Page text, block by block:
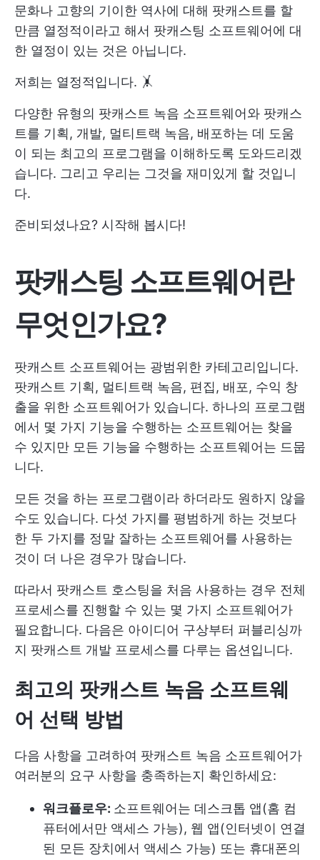
문화나 고향의 기이한 역사에 대해 팟캐스트를 할
만큼 열정적이라고 해서 팟캐스팅 소프트웨어에 대
한 열정이 있는 것은 아닙니다.
저희는 열정적입니다. 🤸
다양한 유형의 팟캐스트 녹음 소프트웨어와 팟캐스
트를 기획, 개발, 멀티트랙 녹음, 배포하는 데 도움
이 되는 최고의 프로그램을 이해하도록 도와드리겠
습니다. 그리고 우리는 그것을 재미있게 할 것입니
다.
준비되셨나요? 시작해 봅시다!
팟캐스팅 소프트웨어란
무엇인가요?
팟캐스트 소프트웨어는 광범위한 카테고리입니다.
팟캐스트 기획, 멀티트랙 녹음, 편집, 배포, 수익 창
출을 위한 소프트웨어가 있습니다. 하나의 프로그램
에서 몇 가지 기능을 수행하는 소프트웨어는 찾을
수 있지만 모든 기능을 수행하는 소프트웨어는 드뭅
니다.
모든 것을 하는 프로그램이라 하더라도 원하지 않을
수도 있습니다. 다섯 가지를 평범하게 하는 것보다
한 두 가지를 정말 잘하는 소프트웨어를 사용하는
것이 더 나은 경우가 많습니다.
따라서 팟캐스트 호스팅을 처음 사용하는 경우 전체
프로세스를 진행할 수 있는 몇 가지 소프트웨어가
필요합니다. 다음은 아이디어 구상부터 퍼블리싱까
지 팟캐스트 개발 프로세스를 다루는 옵션입니다.
최고의 팟캐스트 녹음 소프트웨
어 선택 방법
다음 사항을 고려하여 팟캐스트 녹음 소프트웨어가
여러분의 요구 사항을 충족하는지 확인하세요:
워크플로우: 소프트웨어는 데스크톱 앱(홈 컴
퓨터에서만 액세스 가능), 웹 앱(인터넷이 연결
된 모든 장치에서 액세스 가능) 또는 휴대폰의